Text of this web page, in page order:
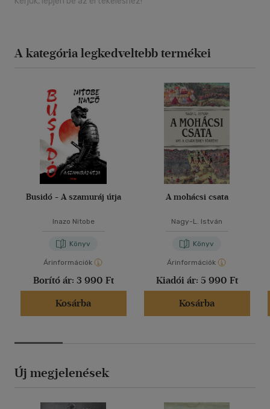
A kategória legkedveltebb termékei
Busidó - A szamuráj útja
Inazo Nitobe
Könyv
Árinformációk
Borító ár: 3 990 Ft
Kosárba
A mohácsi csata
Nagy-L. István
Könyv
Árinformációk
Kiadói ár: 5 990 Ft
Kosárba
Új megjelenések